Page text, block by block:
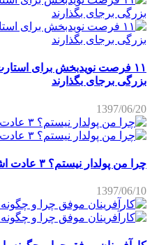
۱۱ فرصت نویدبخش برای
بزرگی برجای بگذارند
1397/06/20
چرا من پولدار نیستم؟ ۳ عادت اشتباه مانع پولدار شدن
1397/06/10